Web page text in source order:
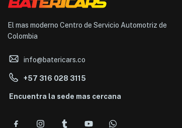
El mas moderno Centro de Servicio Automotriz de
Colombia
info@batericars.co
+57 316 028 3115
Encuentra la sede mas cercana